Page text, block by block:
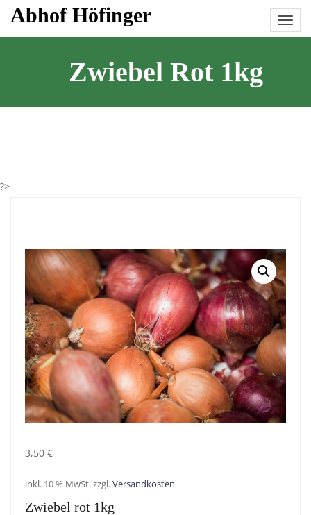
SkipAbhof Höfinger
Zwiebel Rot 1kg
?>
3,50 €
inkl. 10 % MwSt.zzgl.Versandkosten
Zwiebel rot 1kg